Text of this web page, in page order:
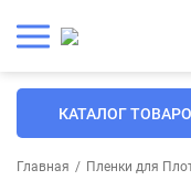
КАТАЛОГ
Главная / Пленки для